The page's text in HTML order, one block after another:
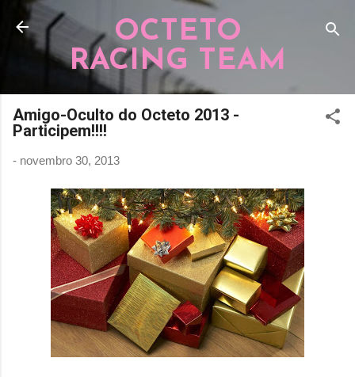
Pular para o conteúdo principal
OCTETO
RACING TEAM
Amigo-Oculto do Octeto 2013 -
Participem!!!!
- novembro 30, 2013